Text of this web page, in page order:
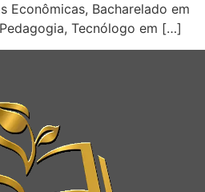
Econômicas, Bacharelado em
Tecnólogo em […]